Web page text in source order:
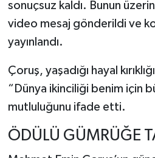
sonuçsuz kaldı. Bunun
video mesaj gönderildi ve
yayınlandı.
Çoruş, yaşadığı hayal
“Dünya ikinciliği benim için
mutluluğunu ifade etti.
ÖDÜLÜ GÜMRÜĞE